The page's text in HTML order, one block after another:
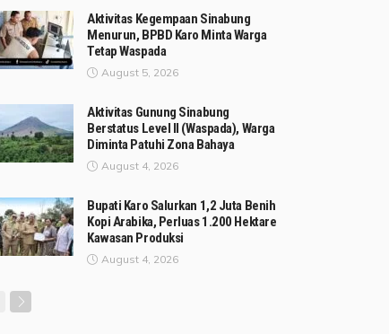
Aktivitas Kegempaan Sinabung
Menurun, BPBD Karo Minta Warga
Tetap Waspada
August 5, 2026
Aktivitas Gunung Sinabung
Berstatus Level II (Waspada), Warga
Diminta Patuhi Zona Bahaya
August 4, 2026
Bupati Karo Salurkan 1,2 Juta Benih
Kopi Arabika, Perluas 1.200 Hektare
Kawasan Produksi
August 4, 2026